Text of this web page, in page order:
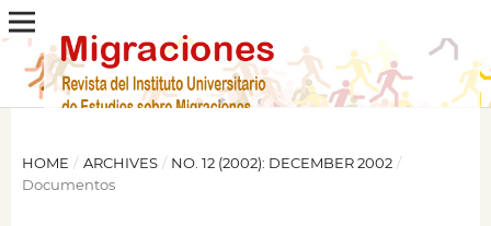
HOME / ARCHIVES / NO. 12 (2002): DECEMBER 2002 /
Documentos